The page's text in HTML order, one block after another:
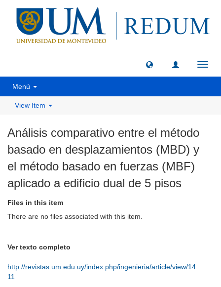
Menú
View Item
Análisis comparativo entre el método
basado en desplazamientos (MBD) y
el método basado en fuerzas (MBF)
aplicado a edificio dual de 5 pisos
Files in this item
There are no files associated with this item.
Ver texto completo
http://revistas.um.edu.uy/index.php/ingenieria/article/view/14
11